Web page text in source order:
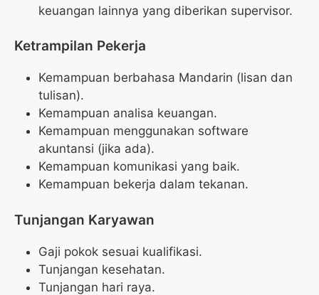
keuangan lainnya yang diberikan supervisor.
Ketrampilan Pekerja
Kemampuan berbahasa Mandarin (lisan dan
tulisan).
Kemampuan analisa keuangan.
Kemampuan menggunakan software
akuntansi (jika ada).
Kemampuan komunikasi yang baik.
Kemampuan bekerja dalam tekanan.
Tunjangan Karyawan
Gaji pokok sesuai kualifikasi.
Tunjangan kesehatan.
Tunjangan hari raya.